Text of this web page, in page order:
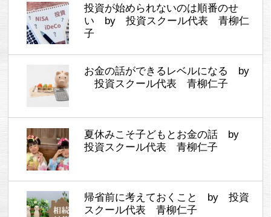
投資が始められないのは順番のせ
い by 投資スクール代表 青柳仁
子
お金の話ができるレベルになる by
投資スクール代表 青柳仁子
夏休みこそ子どもとお金の話 by
投資スクール代表 青柳仁子
帰省前に考えておくこと by 投資
スクール代表 青柳仁子